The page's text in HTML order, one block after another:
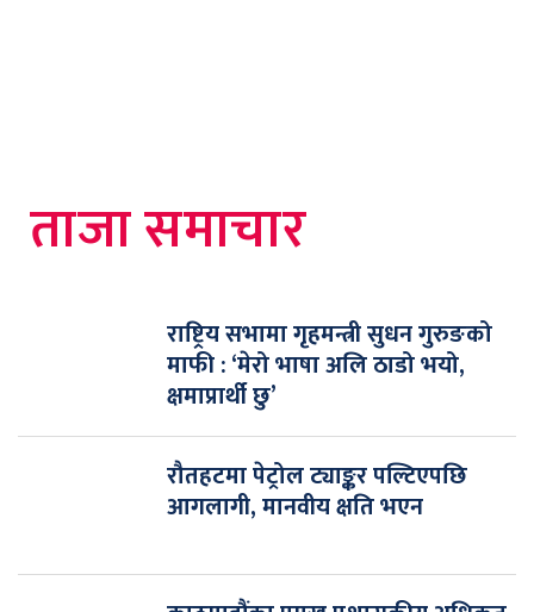
ताजा समाचार
राष्ट्रिय सभामा गृहमन्त्री सुधन गुरुङको
माफी : ‘मेरो भाषा अलि ठाडो भयो,
क्षमाप्रार्थी छु’
रौतहटमा पेट्रोल ट्याङ्कर पल्टिएपछि
आगलागी, मानवीय क्षति भएन